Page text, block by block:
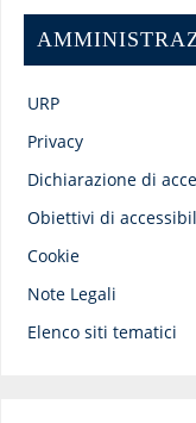
URP
Privacy
Dichiarazione di
Obiettivi di
Cookie
Note Legali
Elenco siti tematici